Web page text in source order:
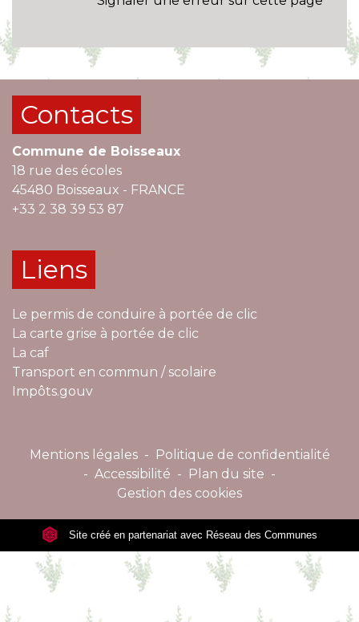
Contacts
Commune de Boisseaux
18 rue des écoles
45480 Boisseaux - FRANCE
+33 2 38 39 53 87
Liens
Le permis de conduire à portée de clic
La carte grise à portée de clic
La caf
Transport en commun / scolaire
Impôts.gouv
Mentions légales - Politique de confidentialité
- Accessibilité - Plan du site -
Gestion des cookies
Site créé en partenariat avec Réseau des Communes